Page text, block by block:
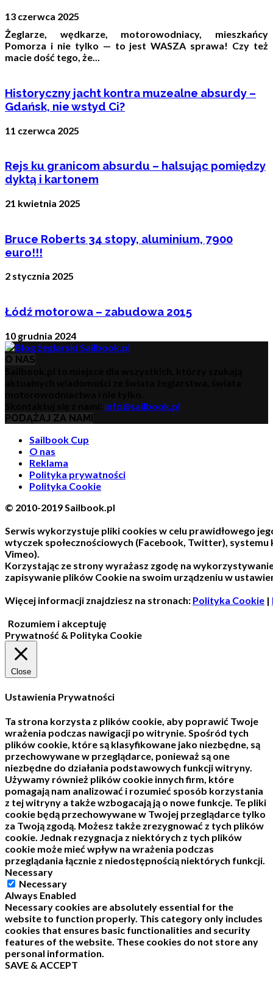
13 czerwca 2025
Żeglarze, wędkarze, motorowodniacy, mieszkańcy
Pomorza i nie tylko — to jest WASZA sprawa! Czy też
macie dość tego, że...
Historyczny jacht kontra muzealne absurdy –
Gdańsk, nie wstyd Ci?
11 czerwca 2025
Rejs ku granicom absurdu – halsując pomiędzy
dyktą i kartonem
21 kwietnia 2025
Bruce Roberts 34 stopy, aluminium, 7900
euro!!!
2 stycznia 2025
Łódź motorowa – zabudowa 2015
10 grudnia 2024
O NAS
info@sailbook.pl
PODĄŻAJ ZA NAMI
Sailbook Cup
O nas
Reklama
Polityka prywatności
Polityka Cookie
© 2010-2019 Sailbook.pl
Serwis wykorzystuje pliki cookies w celu prawidłowego
wtyczek społecznościowych (Facebook, Twitter),
Vimeo).
Korzystając ze strony wyrażasz zgodę na
zapisywanie plików Cookie na swoim urządzeniu w
Więcej informacji znajdziesz na stronach: Polityka Cookie |
Rozumiem i akceptuję
Prywatność & Polityka Cookie
Close
Ustawienia Prywatności
Ta strona korzysta z plików cookie, aby poprawić Twoje
wrażenia podczas nawigacji po witrynie. Spośród tych
plików cookie, które są klasyfikowane jako niezbędne, są
przechowywane w przeglądarce, ponieważ są one
niezbędne do działania podstawowych funkcji witryny.
Używamy również plików cookie innych firm, które
pomagają nam analizować i rozumieć sposób korzystania
z tej witryny a także wzbogacają ją o nowe funkcje. Te pliki
cookie będą przechowywane w Twojej przeglądarce tylko
za Twoją zgodą. Możesz także zrezygnować z tych plików
cookie. Jednak rezygnacja z niektórych z tych plików
cookie może mieć wpływ na wrażenia podczas
przeglądania łącznie z niedostępnością niektórych funkcji.
Necessary
Necessary
Always Enabled
Necessary cookies are absolutely essential for the
website to function properly. This category only includes
cookies that ensures basic functionalities and security
features of the website. These cookies do not store any
personal information.
SAVE & ACCEPT